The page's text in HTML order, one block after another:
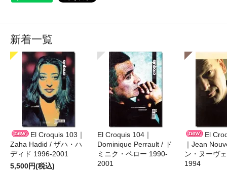
新着一覧
El Croquis 103｜
Zaha Hadid / ザハ・ハ
ディド 1996-2001
5,500円(税込)
El Croquis 104｜
Dominique Perrault / ド
ミニク・ペロー 1990-
2001
El
｜Jean
ン・ヌーヴ
1994